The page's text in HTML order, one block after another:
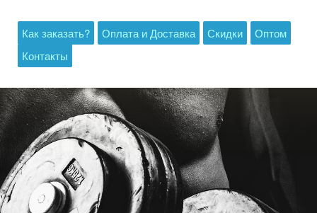
Как заказать? Оплата и Доставка Скидки
Оптом
Контакты